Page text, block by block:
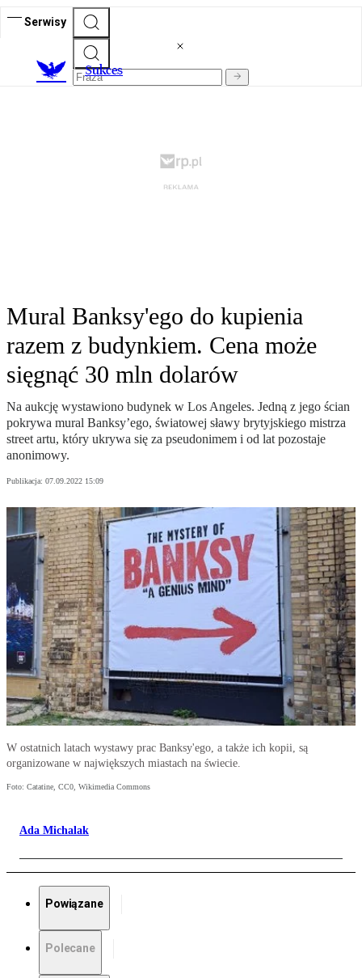
Serwisy
Sukces
Mural Banksy'ego do kupienia
razem z budynkiem. Cena może
sięgnąć 30 mln dolarów
Na aukcję wystawiono budynek w Los Angeles. Jedną z jego ścian
pokrywa mural Banksy’ego, światowej sławy brytyjskiego mistrza
street artu, który ukrywa się za pseudonimem i od lat pozostaje
anonimowy.
Publikacja: 07.09.2022 15:09
W ostatnich latach wystawy prac Banksy'ego, a także ich kopii, są
organizowane w największych miastach na świecie.
Foto: Catatine, CC0, Wikimedia Commons
Ada Michalak
Powiązane
Polecane